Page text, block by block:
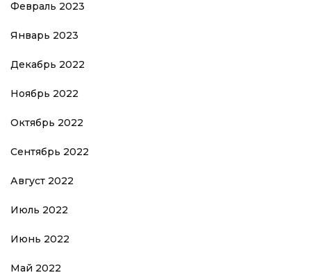
Февраль 2023
Январь 2023
Декабрь 2022
Ноябрь 2022
Октябрь 2022
Сентябрь 2022
Август 2022
Июль 2022
Июнь 2022
Май 2022